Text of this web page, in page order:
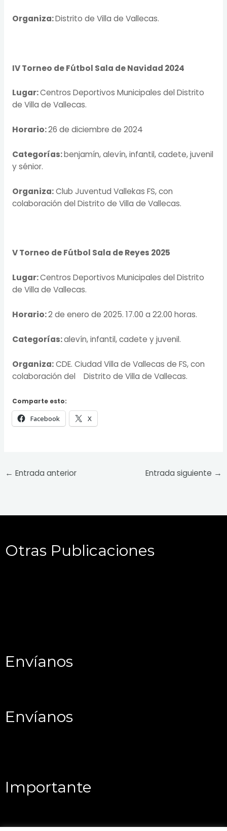
Organiza:Distrito de Villa de Vallecas.
IV Torneo de Fútbol Sala de Navidad 2024
Lugar:Centros Deportivos Municipales del Distrito
de Villa de Vallecas.
Horario:26 de diciembre de 2024
Categorías:benjamín, alevín, infantil, cadete, juvenil
y sénior.
Organiza:Club Juventud Vallekas FS, con
colaboración del Distrito de Villa de Vallecas.
V Torneo de Fútbol Sala de Reyes 2025
Lugar:Centros Deportivos Municipales del Distrito
de Villa de Vallecas.
Horario:2 de enero de 2025. 17.00 a 22.00 horas.
Categorías:alevín, infantil, cadete y juvenil.
Organiza:CDE. Ciudad Villa de Vallecas de FS, con
colaboración del Distrito de Villa de Vallecas.
Comparte esto:
Facebook X
← Entrada anterior Entrada siguiente →
Otras Publicaciones
Envíanos
Envíanos
Importante